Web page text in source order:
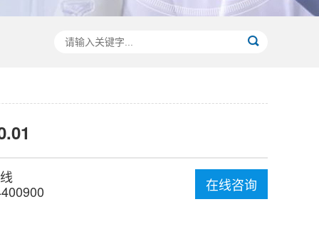
在线咨询